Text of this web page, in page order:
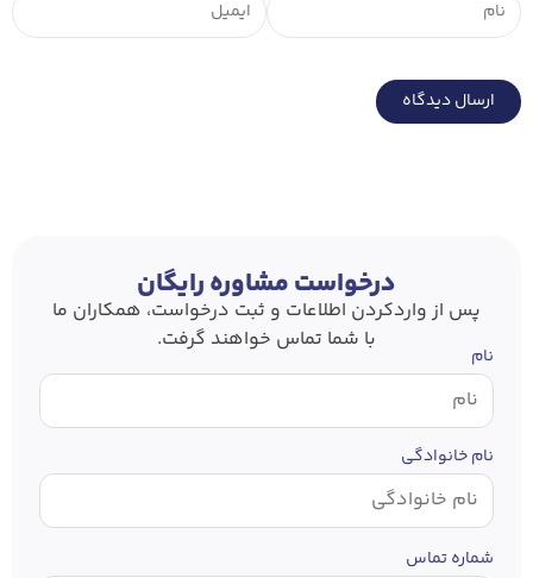
درخواست مشاوره رایگان
پس از وارد‌کردن اطلاعات و ثبت درخواست، همکاران ما
با شما تماس خواهند گرفت.
نام
نام خانوادگی
شماره تماس